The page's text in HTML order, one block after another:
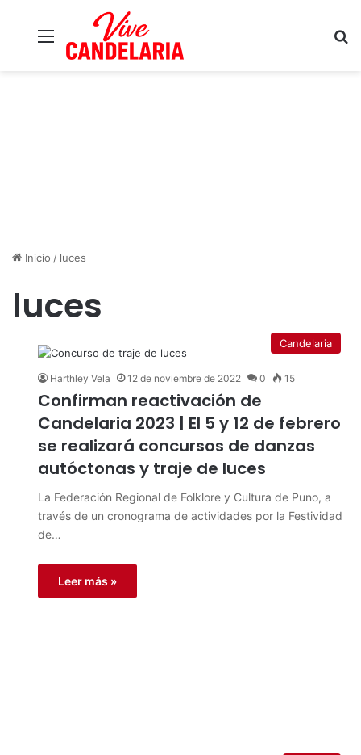
Inicio / luces
luces
Candelaria
Harthley Vela 12 de noviembre de 2022 0 15
Confirman reactivación de
Candelaria 2023 | El 5 y 12 de febrero
se realizará concursos de danzas
autóctonas y traje de luces
La Federación Regional de Folklore y Cultura de Puno, a
través de un cronograma de actividades por la Festividad
de…
Leer más »